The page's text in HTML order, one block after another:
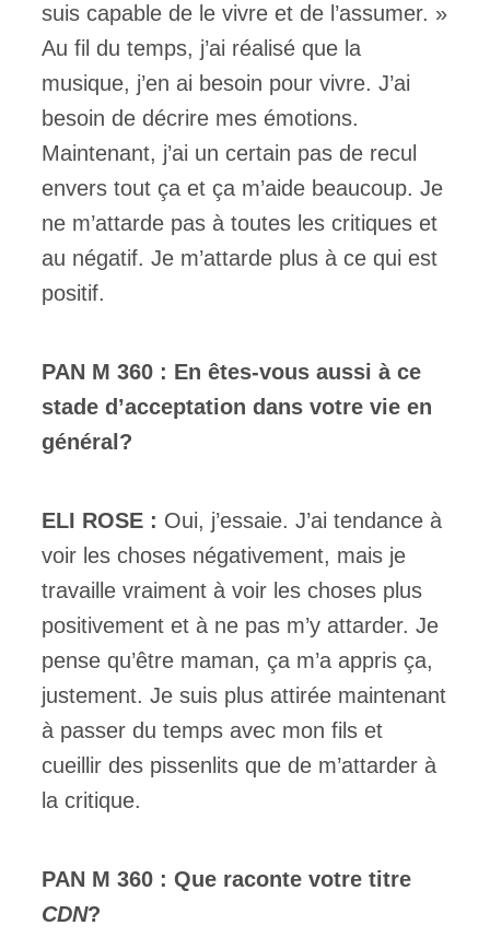
suis capable de le vivre et de l’assumer. »
Au fil du temps, j’ai réalisé que la
musique, j’en ai besoin pour vivre. J’ai
besoin de décrire mes émotions.
Maintenant, j’ai un certain pas de recul
envers tout ça et ça m’aide beaucoup. Je
ne m’attarde pas à toutes les critiques et
au négatif. Je m’attarde plus à ce qui est
positif.
PAN M 360 : En êtes-vous aussi à ce
stade d’acceptation dans votre vie en
général?
ELI ROSE : Oui, j’essaie. J’ai tendance à
voir les choses négativement, mais je
travaille vraiment à voir les choses plus
positivement et à ne pas m’y attarder. Je
pense qu’être maman, ça m’a appris ça,
justement. Je suis plus attirée maintenant
à passer du temps avec mon fils et
cueillir des pissenlits que de m’attarder à
la critique.
PAN M 360 : Que raconte votre titre
CDN?